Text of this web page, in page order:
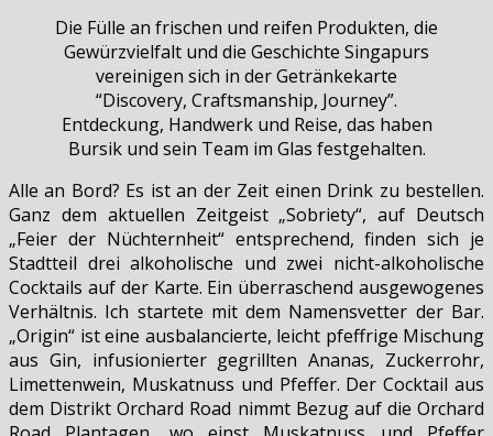
Die Fülle an frischen und reifen Produkten, die
Gewürzvielfalt und die Geschichte Singapurs
vereinigen sich in der Getränkekarte
“Discovery, Craftsmanship, Journey”.
Entdeckung, Handwerk und Reise, das haben
Bursik und sein Team im Glas festgehalten.
Alle an Bord? Es ist an der Zeit einen Drink zu bestellen.
Ganz dem aktuellen Zeitgeist „Sobriety“, auf Deutsch
„Feier der Nüchternheit“ entsprechend, finden sich je
Stadtteil drei alkoholische und zwei nicht-alkoholische
Cocktails auf der Karte. Ein überraschend ausgewogenes
Verhältnis. Ich startete mit dem Namensvetter der Bar.
„Origin“ ist eine ausbalancierte, leicht pfeffrige Mischung
aus Gin, infusionierter gegrillten Ananas, Zuckerrohr,
Limettenwein, Muskatnuss und Pfeffer. Der Cocktail aus
dem Distrikt Orchard Road nimmt Bezug auf die Orchard